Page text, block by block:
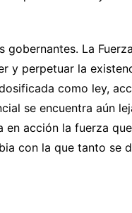
La
y perpetuar la
como ley,
se encuentra aún
acción la fuerza
con la que tanto se